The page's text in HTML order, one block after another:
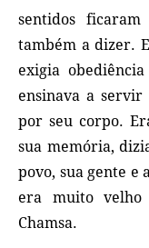
sentidos
também a dizer.
exigia
ensinava a
por seu corpo.
sua memória,
povo, sua gente e
era muito velho
Chamsa.